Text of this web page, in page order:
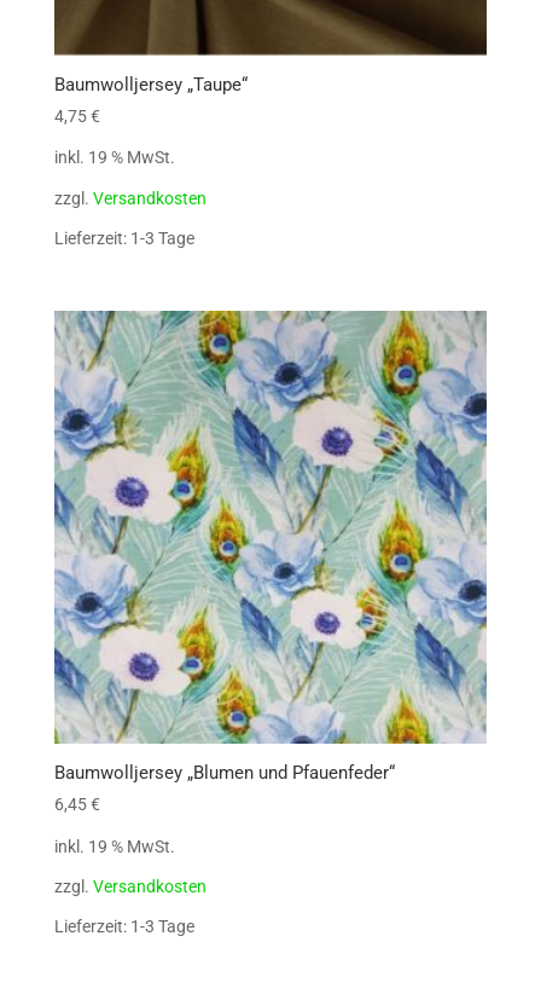
Baumwolljersey „Taupe“
4,75€
inkl. 19 % MwSt.
zzgl. Versandkosten
Lieferzeit: 1-3 Tage
Baumwolljersey „Blumen und Pfauenfeder“
6,45€
inkl. 19 % MwSt.
zzgl. Versandkosten
Lieferzeit: 1-3 Tage